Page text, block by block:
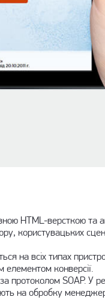
HTML-версткою та
користувацьких
на всіх типах
конверсії.
протоколом SOAP. У
на обробку